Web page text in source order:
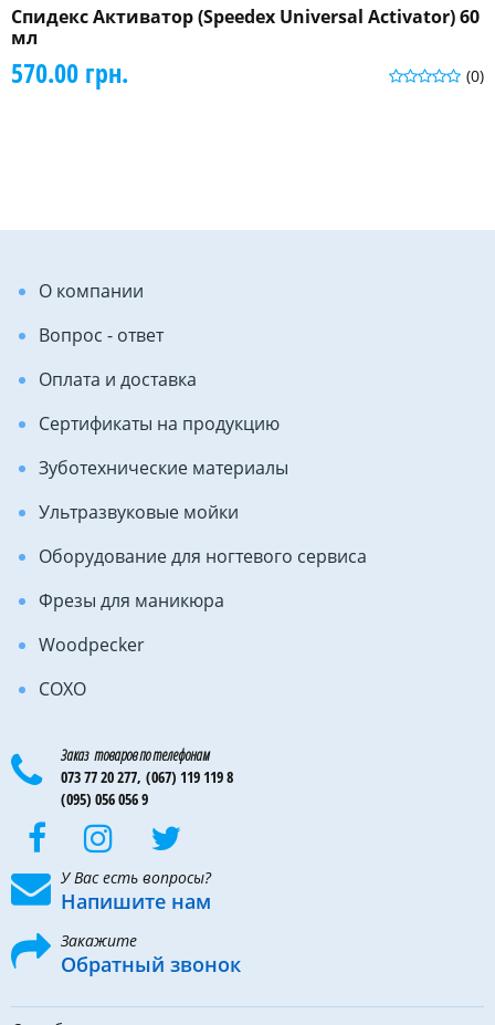
Спидекс Активатор (Speedex Universal Activator) 60
мл
(0)
570.00 грн.
О компании
Вопрос - ответ
Оплата и доставка
Сертификаты на продукцию
Зуботехнические материалы
Ультразвуковые мойки
Оборудование для ногтевого сервиса
Фрезы для маникюра
Woodpecker
COXO
Заказ товаров по телефонам
073 77 20 277, (067) 119 119 8
(095) 056 056 9
У Вас есть вопросы?
Напишите нам
Закажите
Обратный звонок